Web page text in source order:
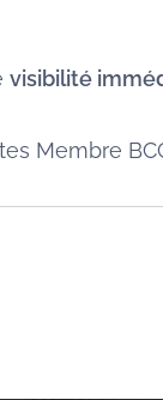
visibilité
Membre